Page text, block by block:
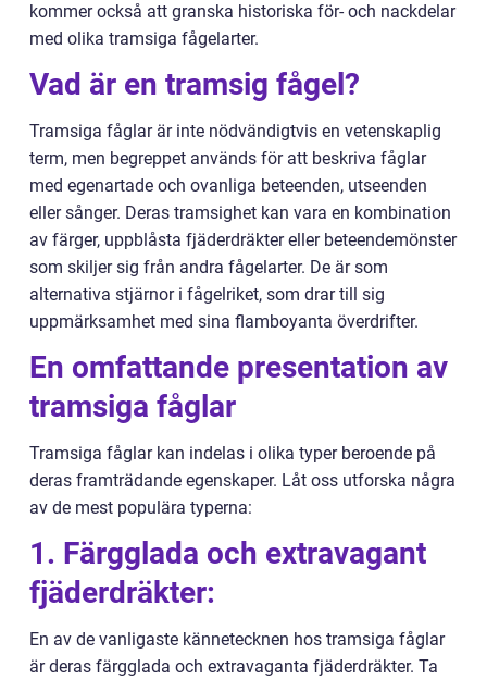
kommer också att granska historiska för- och nackdelar
med olika tramsiga fågelarter.
Vad är en tramsig fågel?
Tramsiga fåglar är inte nödvändigtvis en vetenskaplig
term, men begreppet används för att beskriva fåglar
med egenartade och ovanliga beteenden, utseenden
eller sånger. Deras tramsighet kan vara en kombination
av färger, uppblåsta fjäderdräkter eller beteendemönster
som skiljer sig från andra fågelarter. De är som
alternativa stjärnor i fågelriket, som drar till sig
uppmärksamhet med sina flamboyanta överdrifter.
En omfattande presentation av
tramsiga fåglar
Tramsiga fåglar kan indelas i olika typer beroende på
deras framträdande egenskaper. Låt oss utforska några
av de mest populära typerna:
1. Färgglada och extravagant
fjäderdräkter:
En av de vanligaste kännetecknen hos tramsiga fåglar
är deras färgglada och extravaganta fjäderdräkter. Ta